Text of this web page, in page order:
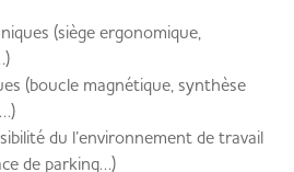
(siège ergonomique,
(boucle magnétique, synthèse
du l’environnement de travail
de parking…)